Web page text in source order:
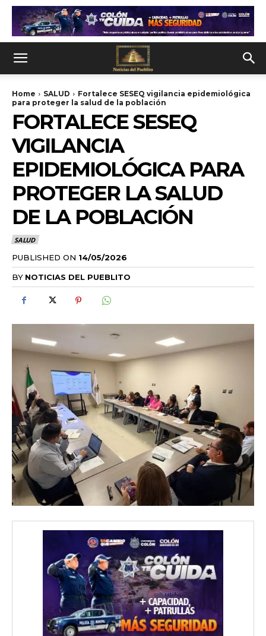
Home SALUD
Fortalece SESEQ vigilancia epidemiológica
para proteger la salud de la población
FORTALECE SESEQ
VIGILANCIA
EPIDEMIOLÓGICA PARA
PROTEGER LA SALUD
DE LA POBLACIÓN
SALUD
PUBLISHED ON 14/05/2026
BY NOTICIAS DEL PUEBLITO